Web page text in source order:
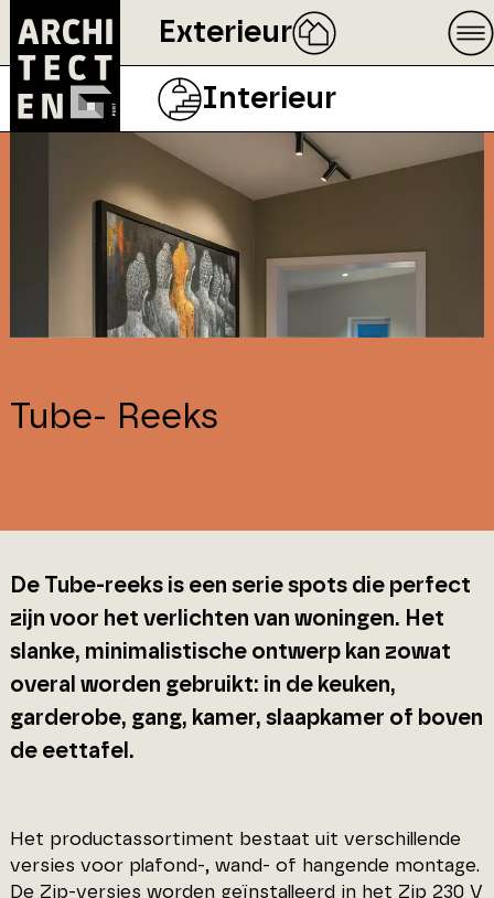
Exterieur
Interieur
Tube- Reeks
De Tube-reeks is een serie spots die perfect
zijn voor het verlichten van woningen. Het
slanke, minimalistische ontwerp kan zowat
overal worden gebruikt: in de keuken,
garderobe, gang, kamer, slaapkamer of boven
de eettafel.
Het productassortiment bestaat uit verschillende
versies voor plafond-, wand- of hangende montage.
De Zip-versies worden geïnstalleerd in het Zip 230 V